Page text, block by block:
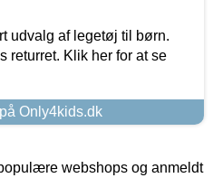
udvalg af legetøj til børn.
returret. Klik her for at se
Only4kids.dk
webshops og anmeldt